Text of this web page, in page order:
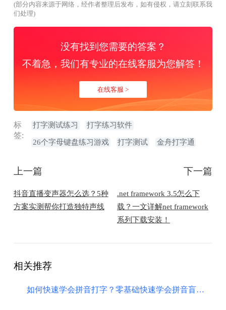
(部分内容来源于网络，经作者整理后发布，如有侵权，请立刻联系我
们处理)
没有找到您需要的答案？
不着急，我们有专业的在线客服为您解答！
在线客服 >
标
签:
打字测试练习 打字练习软件
26个字母键盘练习游戏 打字测试 金舟打字通
上一篇
抖音直播变声器怎么选？5种
方案实测帮你打造独特声线
下一篇
.net framework 3.5怎么下
载？一文详解net framework
系列下载安装！
相关推荐
如何快速学会拼音打字？零基础快速学会拼音盲打！